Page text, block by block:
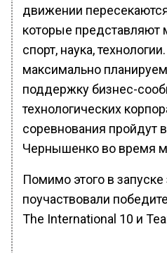
движении
которые представляют
спорт, наука,
максимально
поддержку бизнес-
технологических
соревнования пройдут
Чернышенко во время
Помимо этого в
поучаствовали
The International 10 и